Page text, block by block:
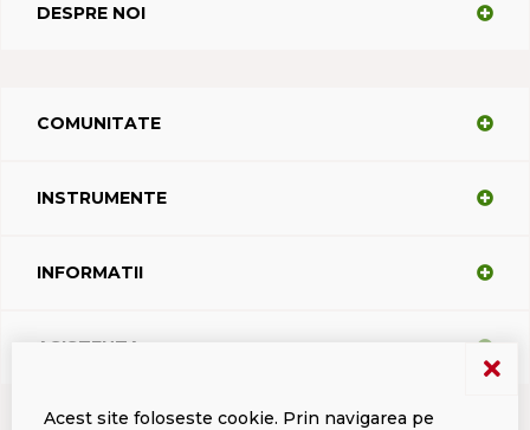
DESPRE NOI
COMUNITATE
INSTRUMENTE
INFORMATII
ASISTENTA
Acest site foloseste cookie. Prin navigarea pe